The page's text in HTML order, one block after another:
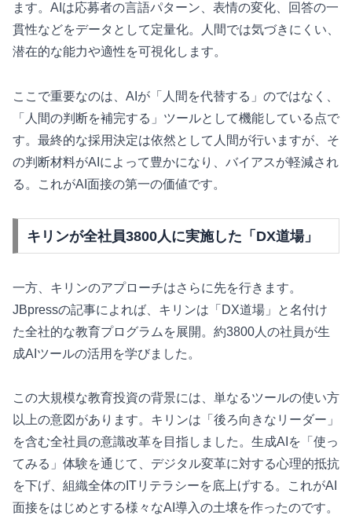
ます。AIは応募者の言語パターン、表情の変化、回答の一
貫性などをデータとして定量化。人間では気づきにくい、
潜在的な能力や適性を可視化します。
ここで重要なのは、AIが「人間を代替する」のではなく、
「人間の判断を補完する」ツールとして機能している点で
す。最終的な採用決定は依然として人間が行いますが、そ
の判断材料がAIによって豊かになり、バイアスが軽減され
る。これがAI面接の第一の価値です。
キリンが全社員3800人に実施した「DX道場」
一方、キリンのアプローチはさらに先を行きます。
JBpressの記事によれば、キリンは「DX道場」と名付け
た全社的な教育プログラムを展開。約3800人の社員が生
成AIツールの活用を学びました。
この大規模な教育投資の背景には、単なるツールの使い方
以上の意図があります。キリンは「後ろ向きなリーダー」
を含む全社員の意識改革を目指しました。生成AIを「使っ
てみる」体験を通じて、デジタル変革に対する心理的抵抗
を下げ、組織全体のITリテラシーを底上げする。これがAI
面接をはじめとする様々なAI導入の土壌を作ったのです。